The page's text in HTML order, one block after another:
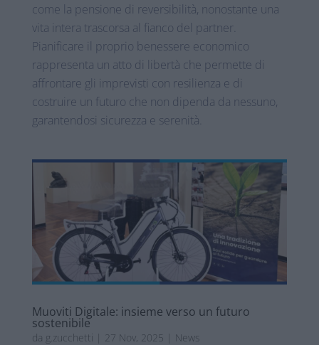
come la pensione di reversibilità, nonostante una
vita intera trascorsa al fianco del partner.
Pianificare il proprio benessere economico
rappresenta un atto di libertà che permette di
affrontare gli imprevisti con resilienza e di
costruire un futuro che non dipenda da nessuno,
garantendosi sicurezza e serenità.
Muoviti Digitale: insieme verso un futuro
sostenibile
da g.zucchetti 27 Nov, 2025 News